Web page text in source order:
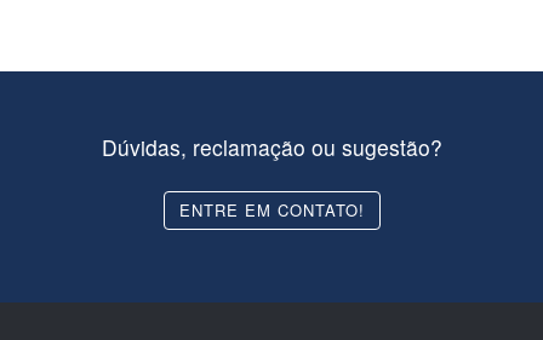
Dúvidas, reclamação ou sugestão?
ENTRE EM CONTATO!